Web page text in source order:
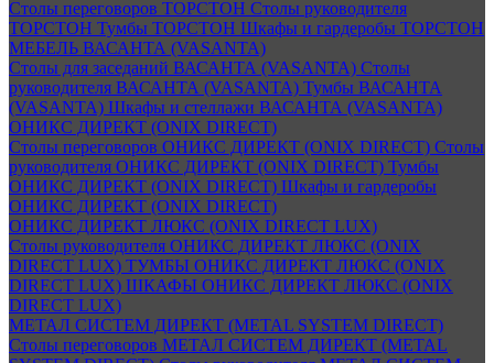
Столы переговоров ТОРСТОН Столы руководителя
ТОРСТОН Тумбы ТОРСТОН Шкафы и гардеробы ТОРСТОН
МЕБЕЛЬ ВАСАНТА (VASANTA)
Столы для заседаний ВАСАНТА (VASANTA) Столы
руководителя ВАСАНТА (VASANTA) Тумбы ВАСАНТА
(VASANTA) Шкафы и стеллажи ВАСАНТА (VASANTA)
ОНИКС ДИРЕКТ (ONIX DIRECT)
Столы переговоров ОНИКС ДИРЕКТ (ONIX DIRECT) Столы
руководителя ОНИКС ДИРЕКТ (ONIX DIRECT) Тумбы
ОНИКС ДИРЕКТ (ONIX DIRECT) Шкафы и гардеробы
ОНИКС ДИРЕКТ (ONIX DIRECT)
ОНИКС ДИРЕКТ ЛЮКС (ONIX DIRECT LUX)
Столы руководителя ОНИКС ДИРЕКТ ЛЮКС (ONIX
DIRECT LUX) ТУМБЫ ОНИКС ДИРЕКТ ЛЮКС (ONIX
DIRECT LUX) ШКАФЫ ОНИКС ДИРЕКТ ЛЮКС (ONIX
DIRECT LUX)
МЕТАЛ СИСТЕМ ДИРЕКТ (METAL SYSTEM DIRECT)
Столы переговоров МЕТАЛ СИСТЕМ ДИРЕКТ (METAL